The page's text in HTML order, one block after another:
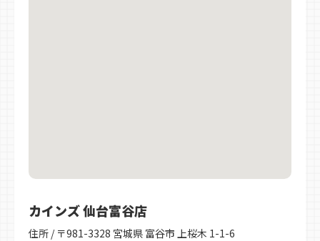
カインズ 仙台富谷店
住所 / 〒981-3328 宮城県 富谷市 上桜木 1-1-6